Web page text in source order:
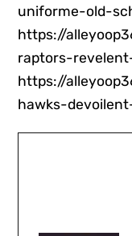
uniforme-old-
https://
raptors-
https://
hawks-